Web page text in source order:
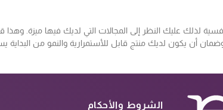
لذلك عليك النظر إلى المجالات التي لديك فيها ميزة.
أن يكون لديك منتج قابل للأستمرارية والنمو من
الشروط والأحكام